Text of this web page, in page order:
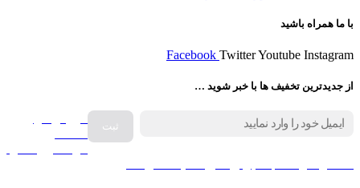
با ما همراه باشید
Facebook TwitterYoutube Instagram
از جدیدترین تخفیف ها با خبر شوید …
فروش انواع